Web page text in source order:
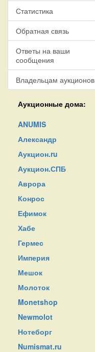
Статистика
Обратная связь
Ответы на ваши
сообщения
Владельцам аукционов
Аукционные дома:
ANUMIS
Александр
Аукцион.ru
Аукцион.СПБ
Аврора
Конрос
Ефимок
Хабе
Гермес
Империя
Мешок
Молоток
Monetshop
Newmolot
Нотеборг
Numismat.ru